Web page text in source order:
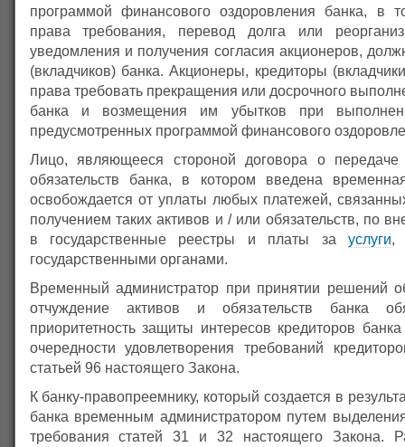
программой финансового оздоровления банка, в
права требования, перевод долга или
уведомления и получения согласия акционеров,
(вкладчиков) банка. Акционеры, кредиторы
права требовать прекращения или досрочного
банка и возмещения им убытков при
предусмотренных программой финансового
Лицо, являющееся стороной договора о
обязательств банка, в котором введена
освобождается от уплаты любых платежей,
получением таких активов и / или обязательств, по
в государственные реестры и платы зауслуги,
государственными органами.
Временный администратор при принятии решений
отчуждение активов и обязательств банка
приоритетность защиты интересов кредиторов
очередности удовлетворения требований
статьей 96 настоящего Закона.
К банку-правопреемнику, который создается в
банка временным администратором путем
требования статей 31 и 32 настоящего Закона.